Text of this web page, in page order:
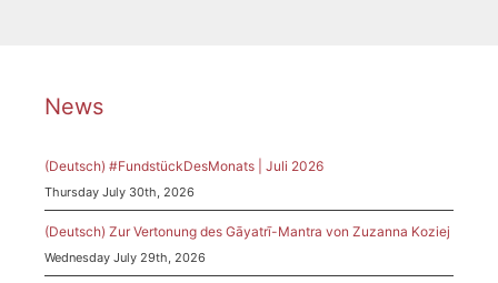
News
(Deutsch) #FundstückDesMonats | Juli 2026
Thursday July 30th, 2026
(Deutsch) Zur Vertonung des Gāyatrī-Mantra von Zuzanna Koziej
Wednesday July 29th, 2026